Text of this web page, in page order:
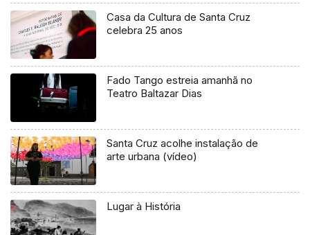
Casa da Cultura de Santa Cruz
celebra 25 anos
Fado Tango estreia amanhã no
Teatro Baltazar Dias
Santa Cruz acolhe instalação de
arte urbana (vídeo)
Lugar à História